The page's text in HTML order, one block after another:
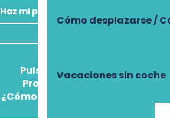
Cómo desplazarse /
Vacaciones sin coche
Haz mi pregunta
Pulse
Pros
¿Cómo llegar?